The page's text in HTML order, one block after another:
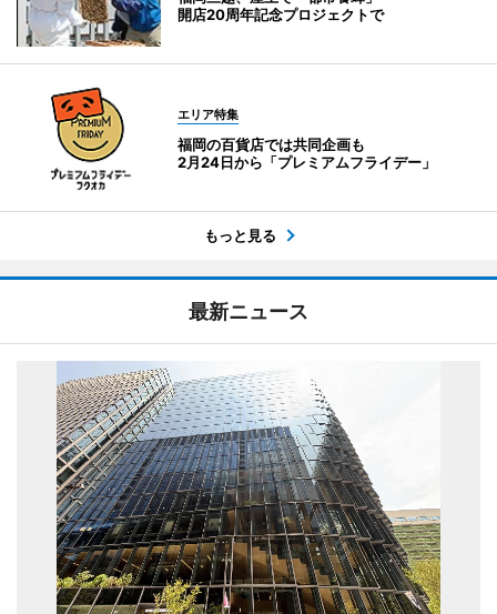
開店20周年記念プロジェクトで
エリア特集
福岡の百貨店では共同企画も
2月24日から「プレミアムフライデー」
もっと見る
最新ニュース